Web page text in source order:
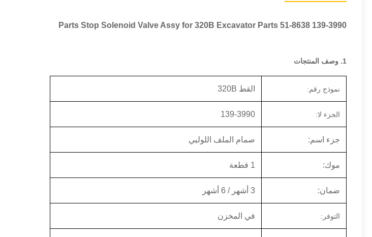
139-3990 Parts Stop Solenoid Valve Assy for 320B Excavator Parts 51-8638
1. وصف المنتجات
نموذج رقم: القط 320B
الجزء لا: 139-3990
جزء اسم: صمام الملف اللولبي
موك: 1 قطعة
ضمان: 3 أشهر / 6 أشهر
التوفر: في المخزن